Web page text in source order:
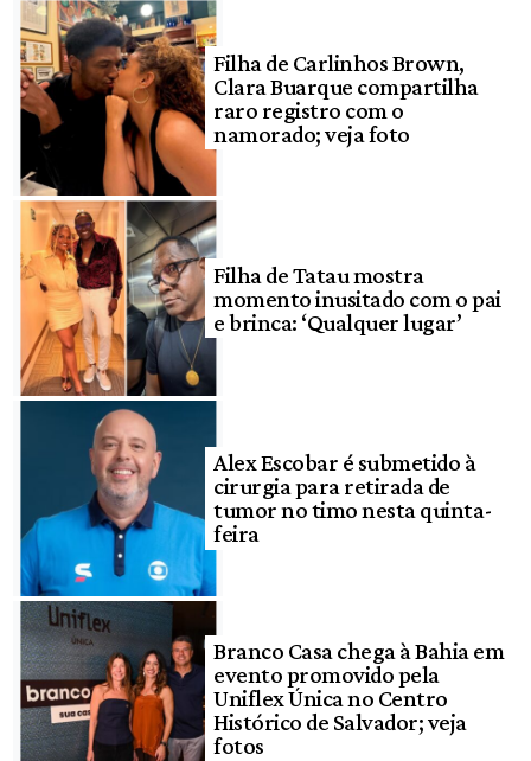
Filha de Carlinhos Brown,
Clara Buarque compartilha
raro registro com o
namorado; veja foto
Filha de Tatau mostra
momento inusitado com o pai
e brinca: ‘Qualquer lugar’
Alex Escobar é submetido à
cirurgia para retirada de
tumor no timo nesta quinta-
feira
Branco Casa chega à Bahia em
evento promovido pela
Uniflex Única no Centro
Histórico de Salvador; veja
fotos